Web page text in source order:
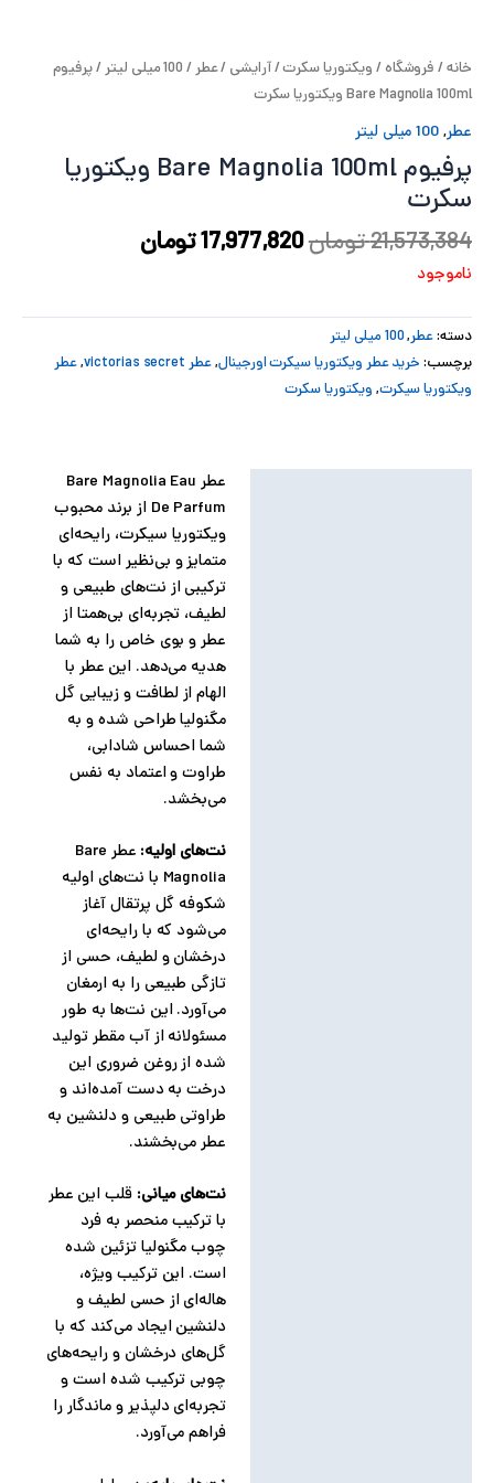
خانه/فروشگاه/ویکتوریا سکرت/آرایشی/عطر/100 میلی لیتر
/ پرفیوم
Bare Magnolia 100ml ویکتوریا سکرت
عطر,100 میلی لیتر
پرفیوم Bare Magnolia 100ml ویکتوریا
سکرت
21,573,384تومان17,977,820تومان
ناموجود
دسته:عطر,100 میلی لیتر
برچسب:خرید عطر ویکتوریا سیکرت اورجینال,عطر victorias secret ,عطر
ویکتوریا سیکرت,ویکتوریا سکرت
عطر Bare Magnolia Eau
De Parfum از برند محبوب
ویکتوریا سیکرت، رایحه‌ای
متمایز و بی‌نظیر است که با
ترکیبی از نت‌های طبیعی و
لطیف، تجربه‌ای بی‌همتا از
عطر و بوی خاص را به شما
هدیه می‌دهد. این عطر با
الهام از لطافت و زیبایی گل
مگنولیا طراحی شده و به
شما احساس شادابی،
طراوت و اعتماد به نفس
می‌بخشد.
نت‌های اولیه:
عطر Bare
Magnolia با نت‌های اولیه
شکوفه گل پرتقال آغاز
می‌شود که با رایحه‌ای
درخشان و لطیف، حسی از
تازگی طبیعی را به ارمغان
می‌آورد. این نت‌ها به طور
مسئولانه از آب مقطر تولید
شده از روغن ضروری این
درخت به دست آمده‌اند و
طراوتی طبیعی و دلنشین به
عطر می‌بخشند.
نت‌های میانی: قلب این عطر
با ترکیب منحصر به فرد
چوب مگنولیا تزئین شده
است. این ترکیب ویژه،
هاله‌ای از حسی لطیف و
دلنشین ایجاد می‌کند که با
گل‌های درخشان و رایحه‌های
چوبی ترکیب شده است و
تجربه‌ای دلپذیر و ماندگار را
فراهم می‌آورد.